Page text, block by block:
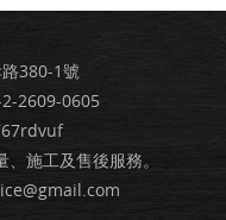
380-1號
2609-0605
施工及售後服務。